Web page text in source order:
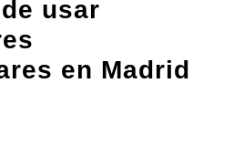
usar
en Madrid